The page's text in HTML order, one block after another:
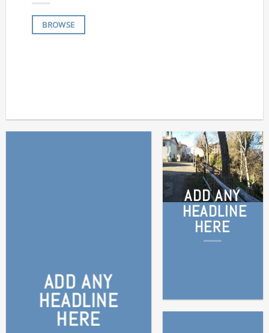
BROWSE
ADD ANY
HEADLINE
HERE
ADD ANY
HEADLINE
HERE